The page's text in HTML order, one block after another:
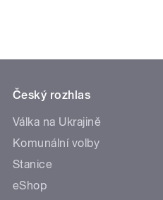
Český rozhlas
Válka na Ukrajině
Komunální volby
Stanice
eShop